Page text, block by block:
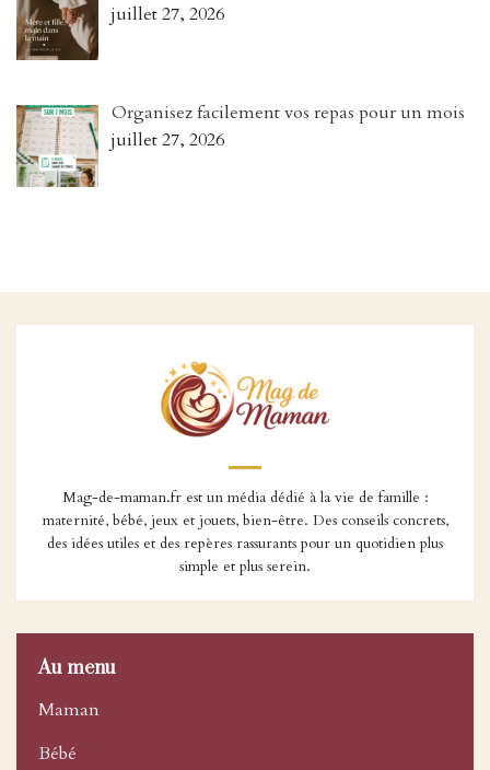
juillet 27, 2026
Organisez facilement vos repas pour un mois
juillet 27, 2026
Mag-de-maman.fr est un média dédié à la vie de famille :
maternité, bébé, jeux et jouets, bien-être. Des conseils concrets,
des idées utiles et des repères rassurants pour un quotidien plus
simple et plus serein.
Au menu
Maman
Bébé